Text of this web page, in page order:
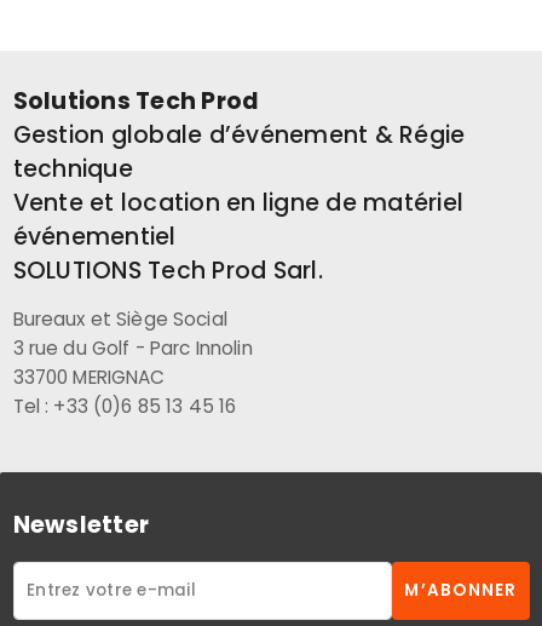
Solutions Tech Prod
Gestion globale d’événement & Régie
technique
Vente et location en ligne de matériel
événementiel
SOLUTIONS Tech Prod Sarl.
Bureaux et Siège Social
3 rue du Golf - Parc Innolin
33700 MERIGNAC
Tel : +33 (0)6 85 13 45 16
Newsletter
M’ABONNER